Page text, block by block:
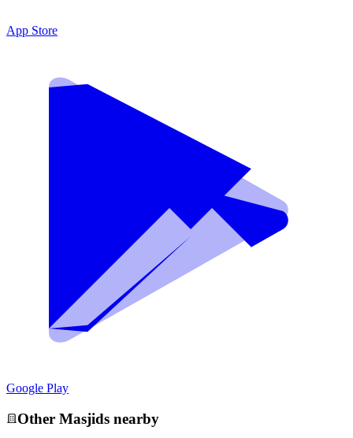
App Store
Google Play
Other Masjids nearby